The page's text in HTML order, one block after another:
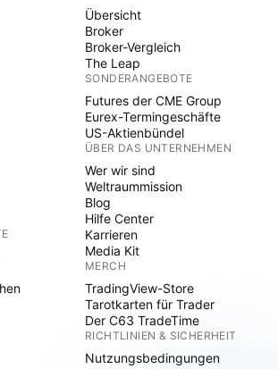
Übersicht
Broker
Broker-Vergleich
The Leap
SONDERANGEBOTE
Futures der CME Group
Eurex-Termingeschäfte
US-Aktienbündel
ÜBER DAS UNTERNEHMEN
Wer wir sind
Weltraummission
Blog
Hilfe Center
Karrieren
Media Kit
MERCH
TradingView-Store
Tarotkarten für Trader
Der C63 TradeTime
RICHTLINIEN & SICHERHEIT
Nutzungsbedingungen